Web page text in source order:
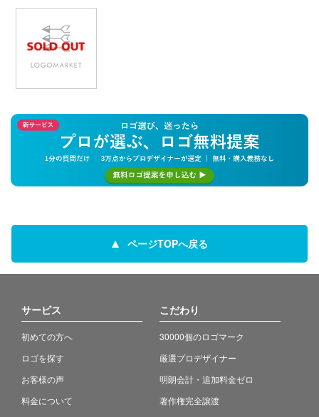
ページTOPへ戻る
サービス
初めての方へ
ロゴを探す
お客様の声
料金について
こだわり
30000個のロゴマーク
厳選プロデザイナー
明朗会計・追加料金ゼロ
著作権完全譲渡